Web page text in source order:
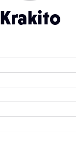
Krakito